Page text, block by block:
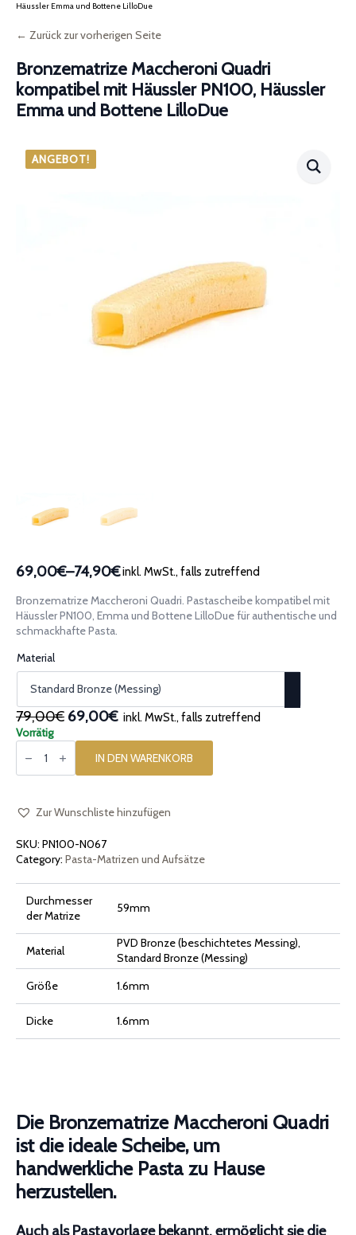
Häussler Emma und Bottene LilloDue
← Zurück zur vorherigen Seite
Bronzematrize Maccheroni Quadri
kompatibel mit Häussler PN100, Häussler
Emma und Bottene LilloDue
ANGEBOT!
69,00€–74,90€
Preisspanne:
69,00€
bis
74,90€
inkl. MwSt., falls zutreffend
Bronzematrize Maccheroni Quadri. Pastascheibe kompatibel mit
Häussler PN100, Emma und Bottene LilloDue für authentische und
schmackhafte Pasta.
Material
79,00€ Ursprünglicher
79,00€
69,00€Aktueller
ist:
69,00€.
inkl. MwSt., falls zutreffend
Vorrätig
Bronzematrize
Maccheroni
kompatibel
PN100,
und
Bottene
LilloDue
IN DEN WARENKORB
Zur Wunschliste hinzufügen
SKU: PN100-N067
Category: Pasta-Matrizen und Aufsätze
Durchmesser
der Matrize
59mm
Material
PVD Bronze (beschichtetes Messing),
Standard Bronze (Messing)
Größe
1.6mm
Dicke 1.6mm
Die Bronzematrize Maccheroni Quadri
ist die ideale Scheibe, um
handwerkliche Pasta zu Hause
herzustellen.
Auch als Pastavorlage bekannt, ermöglicht sie die